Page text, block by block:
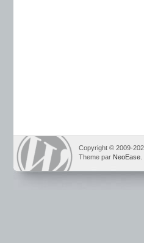
Copyright © 2009-
Theme par NeoEase